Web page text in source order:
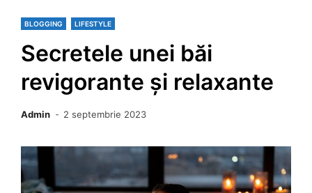
BLOGGING LIFESTYLE
Secretele unei băi
revigorante și relaxante
Admin 2 septembrie 2023